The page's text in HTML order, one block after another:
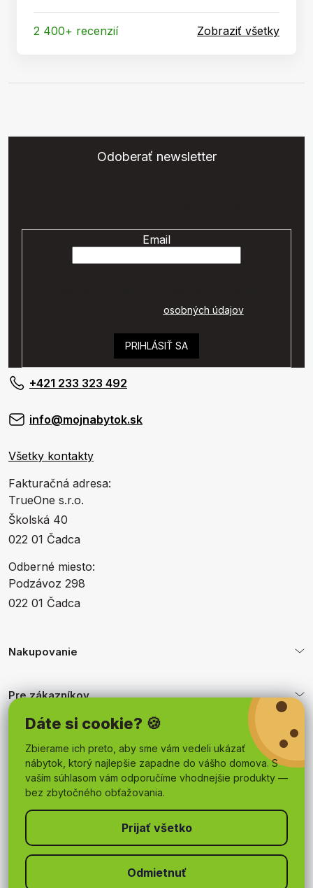
Dáte si cookie? 🍪
Zbierame ich preto, aby sme vám vedeli ukázať
nábytok, ktorý najlepšie zapadne do vášho domova. S
vaším súhlasom vám odporučíme vhodnejšie produkty —
bez zbytočného obťažovania.
Odmietnuť
2 400+ recenzií Zobraziť všetky
Odoberať newsletter
Email
osobných údajov.
PRIHLÁSIŤ SA
+421 233 323 492
info@mojnabytok.sk
Všetky kontakty
Fakturačná adresa:
TrueOne s.r.o.
Školská 40
022 01 Čadca
Odberné miesto:
Podzávoz 298
022 01 Čadca
Nakupovanie
Pre zákazníkov
mojnabytok.sk. Všetky práva vyhradené.